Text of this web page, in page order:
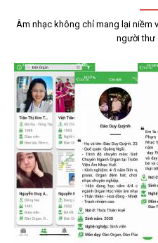
Âm nhạc không chỉ mang lại niềm
người thư